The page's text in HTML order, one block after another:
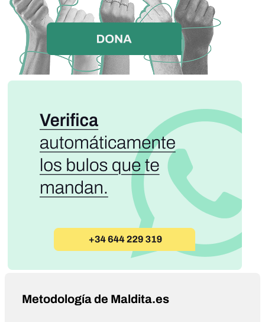
Metodología de Maldita.es